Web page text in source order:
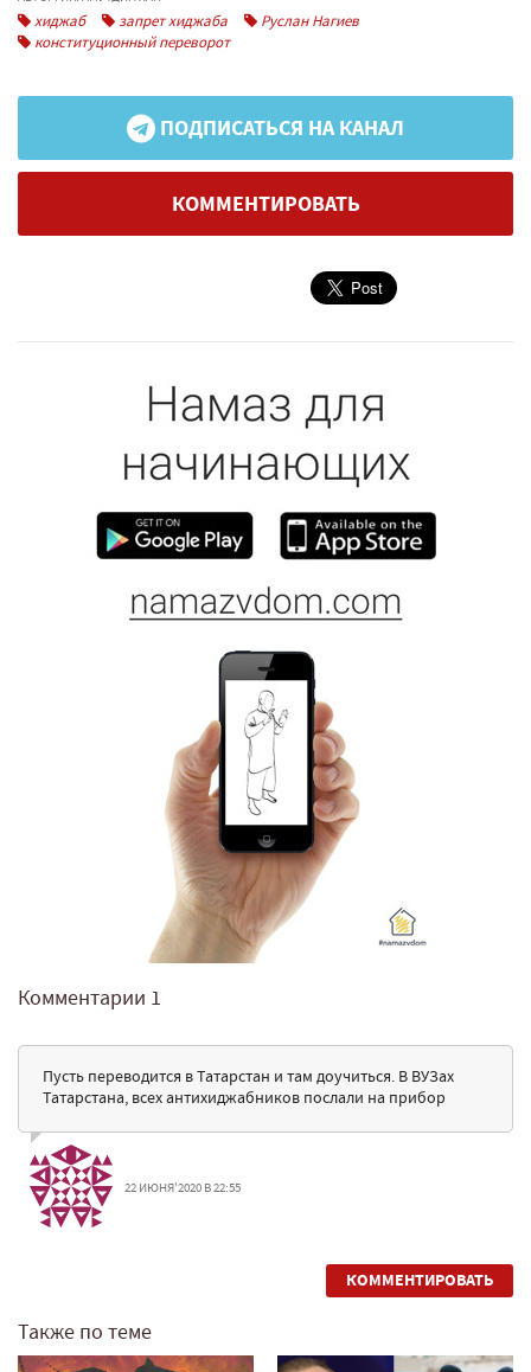
хиджаб запрет хиджаба
Руслан Нагиев
конституционный переворот
ПОДПИСАТЬСЯ НА КАНАЛ
КОММЕНТИРОВАТЬ
Комментарии 1
Пусть переводится в Татарстан и там доучиться. В ВУЗах
Татарстана, всех антихиджабников послали на прибор
22 ИЮНЯ'2020 В 22:55
КОММЕНТИРОВАТЬ
Также по теме